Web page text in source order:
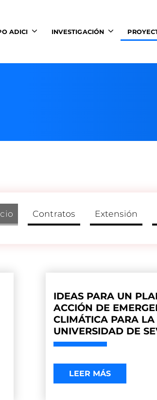
ADICI INVESTIGACIÓN
Contratos Extensión
IDEAS PARA UN
ACCIÓN DE
CLIMÁTICA PARA LA
UNIVERSIDAD DE
LEER MÁS